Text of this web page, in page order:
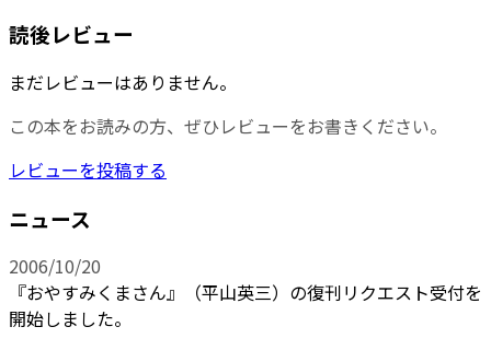
読後レビュー
まだレビューはありません。
この本をお読みの方、ぜひレビューをお書きください。
レビューを投稿する
ニュース
2006/10/20
『おやすみくまさん』（平山英三）の復刊リクエスト受付を
開始しました。